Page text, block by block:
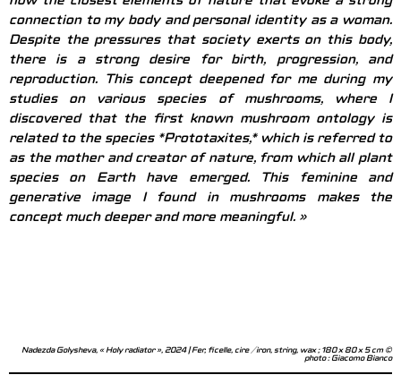
connection to my body and personal identity as a woman.
Despite the pressures that society exerts on this body,
there is a strong desire for birth, progression, and
reproduction. This concept deepened for me during my
studies on various species of mushrooms, where I
discovered that the first known mushroom ontology is
related to the species *Prototaxites,* which is referred to
as the mother and creator of nature, from which all plant
species on Earth have emerged. This feminine and
generative image I found in mushrooms makes the
concept much deeper and more meaningful. »
Nadezda Golysheva, « Holy radiator », 2024 | Fer, ficelle, cire / iron, string, wax ; 180 x 80 x 5 cm ©
photo : Giacomo Bianco